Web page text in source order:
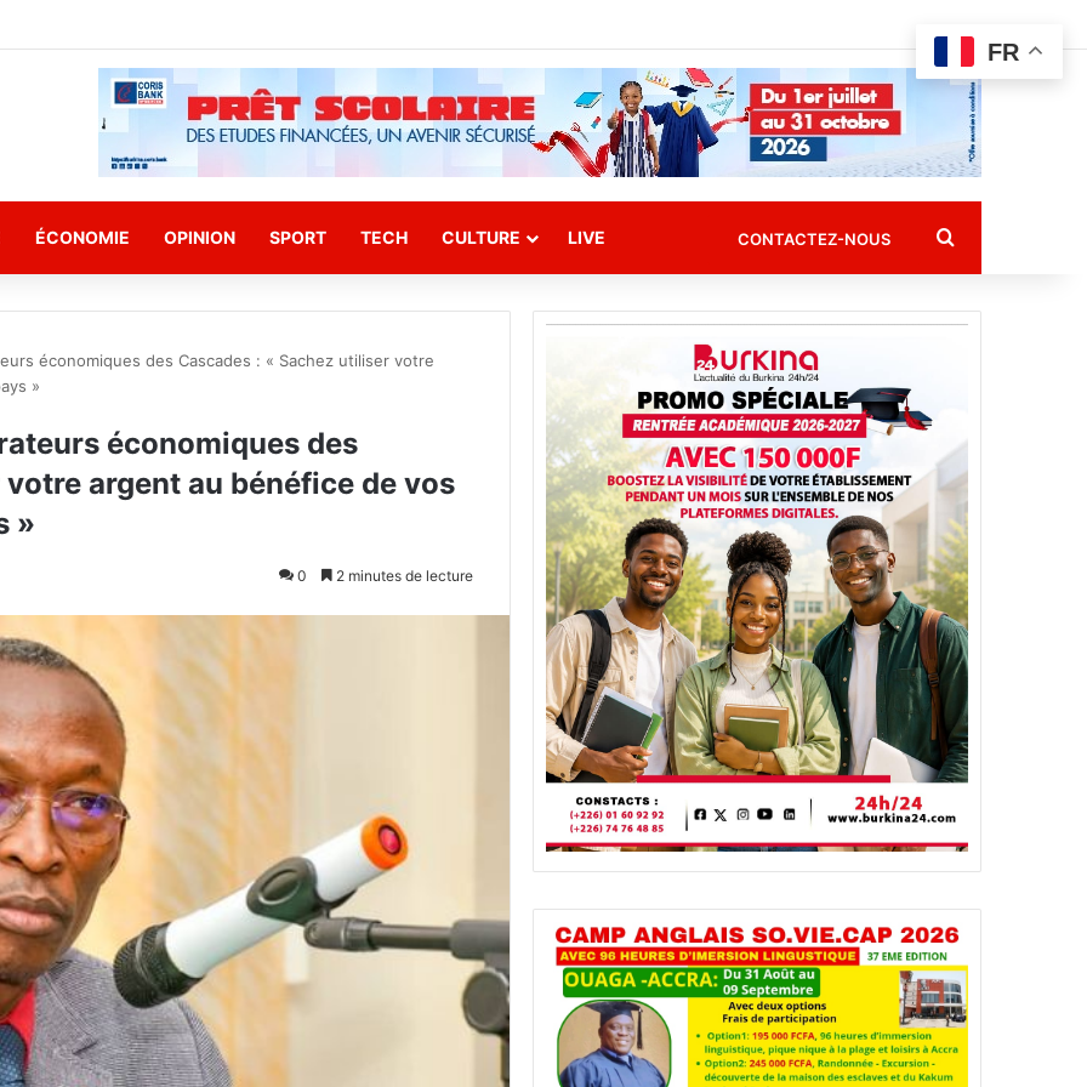
ÉCONOMIE OPINION SPORT TECH CULTURE LIVE CONTACTEZ-NOUS Rechercher
économiques des Cascades : « Sachez utiliser votre
»
économiques des
argent au bénéfice de vos
»
0 2 minutes de lecture
FR